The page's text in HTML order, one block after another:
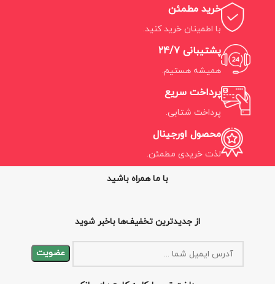
خرید مطمئن
با اطمینان خرید کنید.
پشتیبانی 24/7
همیشه هستیم.
پرداخت سریع
پرداخت شتابی.
محصول اورجینال
لذت خریدی مطمئن.
با ما همراه باشید
از جدیدترین تخفیف‌ها باخبر شوید